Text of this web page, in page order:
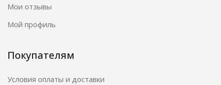
Мои отзывы
Мой профиль
Покупателям
Условия оплаты и доставки